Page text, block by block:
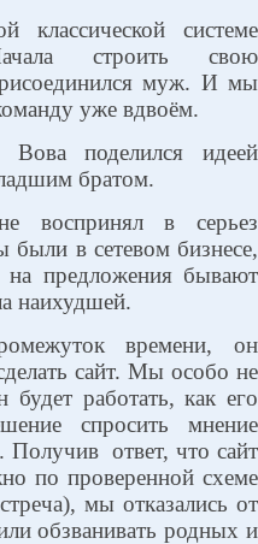
классической системе
строить свою
муж. И мы
уже вдвоём.
Вова поделился идеей
братом.
воспринял в серьез
в сетевом бизнесе,
предложения бывают
наихудшей.
времени, он
сайт. Мы особо не
будет работать, как его
спросить мнение
Получив ответ, что сайт
по проверенной схеме
мы отказались от
обзванивать родных и